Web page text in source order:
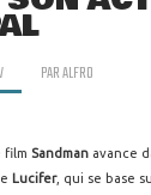
PARALFRO
film Sandman avance
Lucifer, qui se base